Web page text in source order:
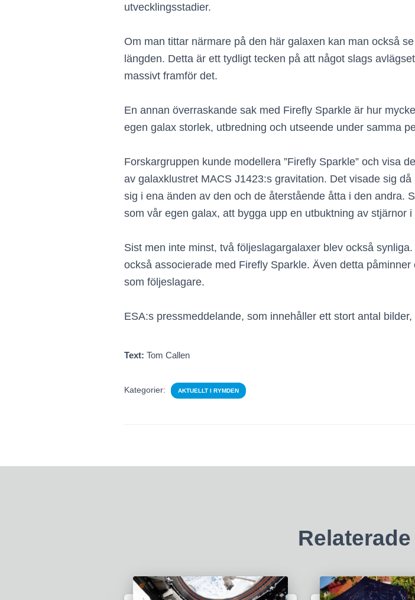
utvecklingsstadier.
Om man tittar närmare på den här galaxen kan man också
längden. Detta är ett tydligt tecken på att något slags
massivt framför det.
En annan överraskande sak med Firefly Sparkle är hur
egen galax storlek, utbredning och utseende under samma
Forskargruppen kunde modellera ”Firefly Sparkle” och visa
av galaxklustret MACS J1423:s gravitation. Det visade sig
sig i ena änden av den och de återstående åtta i den andra.
som vår egen galax, att bygga upp en utbuktning av stjärnor
Sist men inte minst, två följeslagargalaxer blev också
också associerade med Firefly Sparkle. Även detta
som följeslagare.
ESA:s pressmeddelande, som innehåller ett stort antal
Text: Tom Callen
Kategorier: AKTUELLT I RYMDEN